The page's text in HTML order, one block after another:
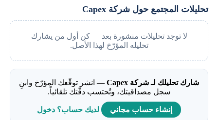
تحليلات المجتمع حول شركة Capex
لا توجد تحليلات منشورة بعد — كن أول من يشارك
تحليله المؤرّخ لهذا الأصل.
شارك تحليلك لـ شركة Capex
— انشر توقّعك المؤرّخ وابنِ
سجل مصداقيتك، وتُحتسب دقّتك تلقائياً.
إنشاء حساب مجاني لديك حساب؟ دخول